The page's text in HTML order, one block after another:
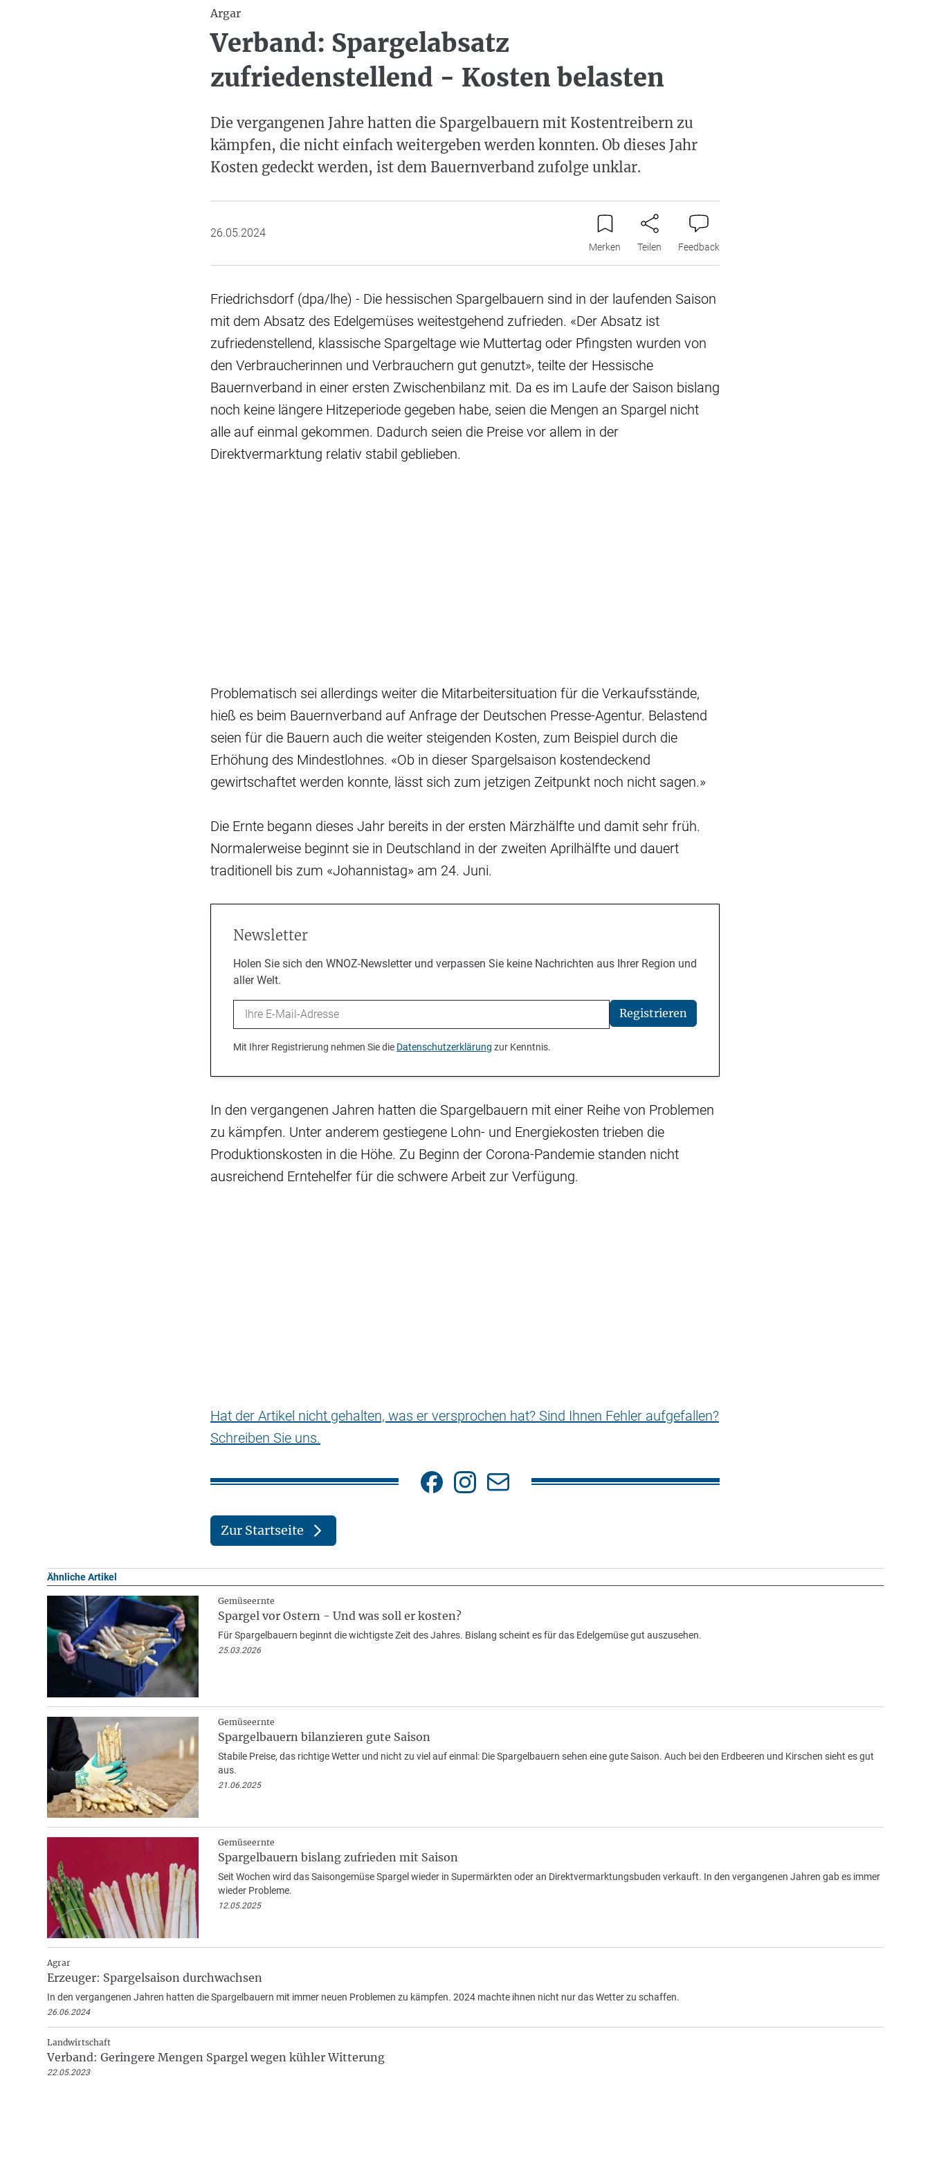
Argar
Verband: Spargelabsatz
zufriedenstellend - Kosten belasten
Die vergangenen Jahre hatten die Spargelbauern mit Kostentreibern zu
kämpfen, die nicht einfach weitergeben werden konnten. Ob dieses Jahr
Kosten gedeckt werden, ist dem Bauernverband zufolge unklar.
26.05.2024
Merken Teilen Feedback
Friedrichsdorf (dpa/lhe) - Die hessischen Spargelbauern sind in der laufenden Saison
mit dem Absatz des Edelgemüses weitestgehend zufrieden. «Der Absatz ist
zufriedenstellend, klassische Spargeltage wie Muttertag oder Pfingsten wurden von
den Verbraucherinnen und Verbrauchern gut genutzt», teilte der Hessische
Bauernverband in einer ersten Zwischenbilanz mit. Da es im Laufe der Saison bislang
noch keine längere Hitzeperiode gegeben habe, seien die Mengen an Spargel nicht
alle auf einmal gekommen. Dadurch seien die Preise vor allem in der
Direktvermarktung relativ stabil geblieben.
Problematisch sei allerdings weiter die Mitarbeitersituation für die Verkaufsstände,
hieß es beim Bauernverband auf Anfrage der Deutschen Presse-Agentur. Belastend
seien für die Bauern auch die weiter steigenden Kosten, zum Beispiel durch die
Erhöhung des Mindestlohnes. «Ob in dieser Spargelsaison kostendeckend
gewirtschaftet werden konnte, lässt sich zum jetzigen Zeitpunkt noch nicht sagen.»
Die Ernte begann dieses Jahr bereits in der ersten Märzhälfte und damit sehr früh.
Normalerweise beginnt sie in Deutschland in der zweiten Aprilhälfte und dauert
traditionell bis zum «Johannistag» am 24. Juni.
Newsletter
Holen Sie sich den WNOZ-Newsletter und verpassen Sie keine Nachrichten aus Ihrer Region und
aller Welt.
Email Registrieren
Mit Ihrer Registrierung nehmen Sie die Datenschutzerklärung zur Kenntnis.
In den vergangenen Jahren hatten die Spargelbauern mit einer Reihe von Problemen
zu kämpfen. Unter anderem gestiegene Lohn- und Energiekosten trieben die
Produktionskosten in die Höhe. Zu Beginn der Corona-Pandemie standen nicht
ausreichend Erntehelfer für die schwere Arbeit zur Verfügung.
Hat der Artikel nicht gehalten, was er versprochen hat? Sind Ihnen Fehler aufgefallen?
Schreiben Sie uns.
Zur Startseite
Ähnliche Artikel
Gemüseernte
Spargel vor Ostern - Und was soll er kosten?
Für Spargelbauern beginnt die wichtigste Zeit des Jahres. Bislang scheint es für das Edelgemüse gut auszusehen.
25.03.2026
Gemüseernte
Spargelbauern bilanzieren gute Saison
Stabile Preise, das richtige Wetter und nicht zu viel auf einmal: Die Spargelbauern sehen eine gute Saison. Auch bei den Erdbeeren und Kirschen sieht es gut
aus.
21.06.2025
Gemüseernte
Spargelbauern bislang zufrieden mit Saison
Seit Wochen wird das Saisongemüse Spargel wieder in Supermärkten oder an Direktvermarktungsbuden verkauft. In den vergangenen Jahren gab es immer
wieder Probleme.
12.05.2025
Agrar
Erzeuger: Spargelsaison durchwachsen
In den vergangenen Jahren hatten die Spargelbauern mit immer neuen Problemen zu kämpfen. 2024 machte ihnen nicht nur das Wetter zu schaffen.
26.06.2024
Landwirtschaft
Verband: Geringere Mengen Spargel wegen kühler Witterung
22.05.2023